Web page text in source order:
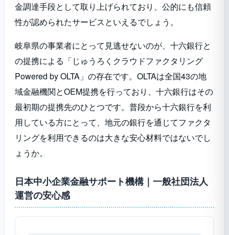
金調達手段として取り上げられており、公的にも信頼
性が認められたサービスといえるでしょう。
岐阜県の事業者にとって見逃せないのが、十六銀行と
の提携による「じゅうろくクラウドファクタリング
Powered by OLTA」の存在です。OLTAは全国43の地
域金融機関とOEM提携を行っており、十六銀行はその
最初期の提携先のひとつです。普段から十六銀行を利
用している方にとって、地元の銀行を通じてファクタ
リングを利用できるのは大きな安心材料ではないでし
ょうか。
日本中小企業金融サポート機構｜一般社団法人
運営の安心感